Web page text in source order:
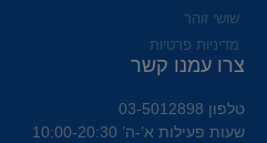
שושי זוהר
מדיניות פרטיות
צרו עמנו קשר
טלפון 03-5012898
שעות פעילות א’-ה’ 10:00-20:30